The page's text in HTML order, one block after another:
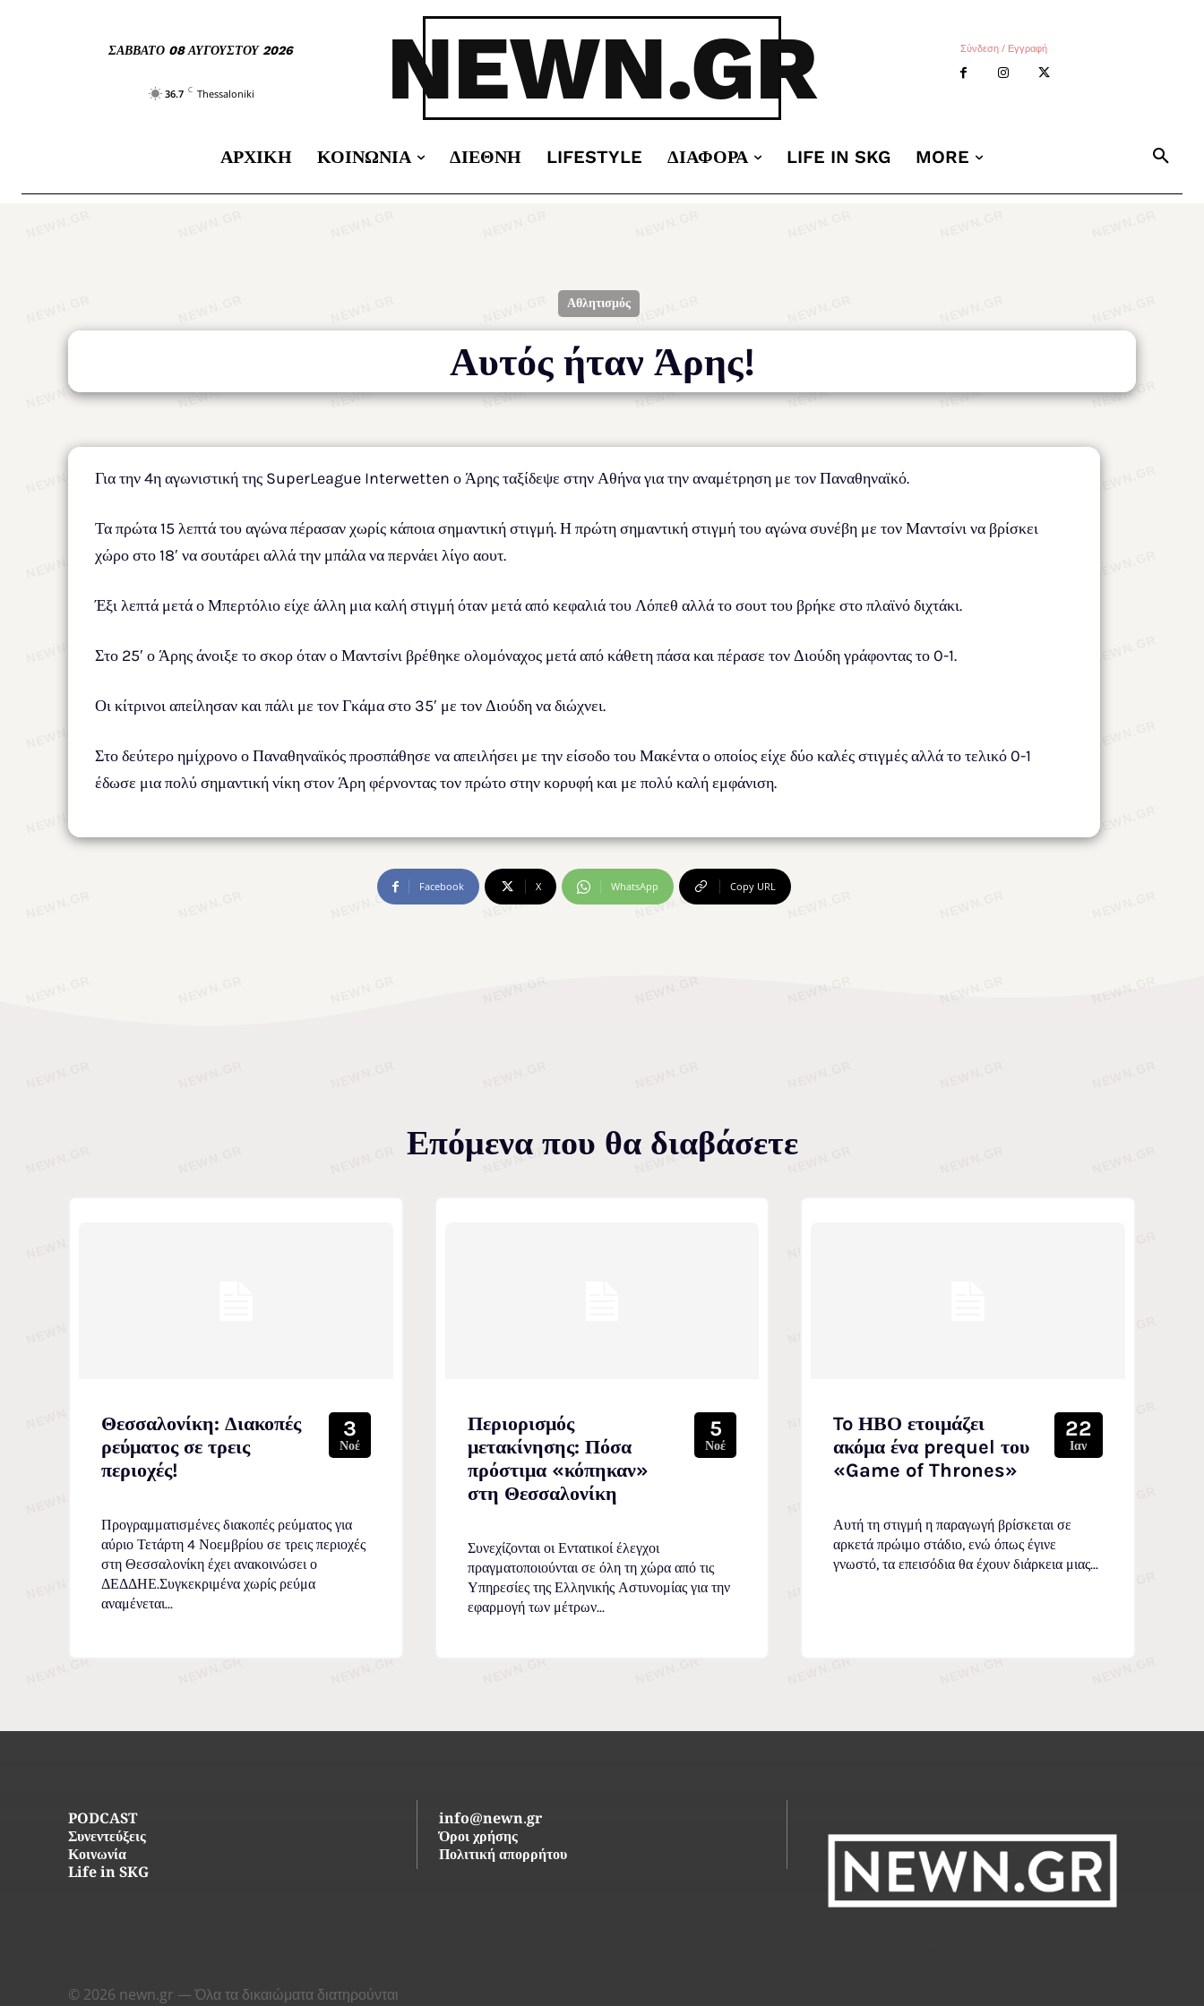
ΣΆΒΒΑΤΟ 08 ΑΥΓΟΎΣΤΟΥ 2026
36.7 C Thessaloniki NEWN.GR Σύνδεση / Εγγραφή
ΑΡΧΙΚΉ ΚΟΙΝΩΝΊΑ ΔΙΕΘΝΉ LIFESTYLE ΔΙΆΦΟΡΑ LIFE IN SKG MORE
Αθλητισμός
Αυτός ήταν Άρης!
Για την 4η αγωνιστική της SuperLeague Interwetten ο Άρης ταξίδεψε στην Αθήνα για την αναμέτρηση με τον Παναθηναϊκό.
Τα πρώτα 15 λεπτά του αγώνα πέρασαν χωρίς κάποια σημαντική στιγμή. Η πρώτη σημαντική στιγμή του αγώνα συνέβη με τον Μαντσίνι να βρίσκει
χώρο στο 18′ να σουτάρει αλλά την μπάλα να περνάει λίγο αουτ.
Έξι λεπτά μετά ο Μπερτόλιο είχε άλλη μια καλή στιγμή όταν μετά από κεφαλιά του Λόπεθ αλλά το σουτ του βρήκε στο πλαϊνό διχτάκι.
Στο 25′ ο Άρης άνοιξε το σκορ όταν ο Μαντσίνι βρέθηκε ολομόναχος μετά από κάθετη πάσα και πέρασε τον Διούδη γράφοντας το 0-1.
Οι κίτρινοι απείλησαν και πάλι με τον Γκάμα στο 35′ με τον Διούδη να διώχνει.
Στο δεύτερο ημίχρονο ο Παναθηναϊκός προσπάθησε να απειλήσει με την είσοδο του Μακέντα ο οποίος είχε δύο καλές στιγμές αλλά το τελικό 0-1
έδωσε μια πολύ σημαντική νίκη στον Άρη φέρνοντας τον πρώτο στην κορυφή και με πολύ καλή εμφάνιση.
Facebook X WhatsApp Copy URL
Επόμενα που θα διαβάσετε
Θεσσαλονίκη: Διακοπές
ρεύματος σε τρεις
περιοχές!
3
Νοέ
Προγραμματισμένες διακοπές ρεύματος για
αύριο Τετάρτη 4 Νοεμβρίου σε τρεις περιοχές
στη Θεσσαλονίκη έχει ανακοινώσει ο
ΔΕΔΔΗΕ.Συγκεκριμένα χωρίς ρεύμα
αναμένεται...
Περιορισμός
μετακίνησης: Πόσα
πρόστιμα «κόπηκαν»
στη Θεσσαλονίκη
5
Νοέ
Συνεχίζονται οι Εντατικοί έλεγχοι
πραγματοποιούνται σε όλη τη χώρα από τις
Υπηρεσίες της Ελληνικής Αστυνομίας για την
εφαρμογή των μέτρων...
To ΗΒΟ ετοιμάζει
ακόμα ένα prequel του
«Game of Thrones»
22
Ιαν
Αυτή τη στιγμή η παραγωγή βρίσκεται σε
αρκετά πρώιμο στάδιο, ενώ όπως έγινε
γνωστό, τα επεισόδια θα έχουν διάρκεια μιας...
PODCAST
Συνεντεύξεις
Κοινωνία
Life in SKG
info@newn.gr
Όροι χρήσης
Πολιτική απορρήτου
© 2026 newn.gr — Όλα τα δικαιώματα διατηρούνται